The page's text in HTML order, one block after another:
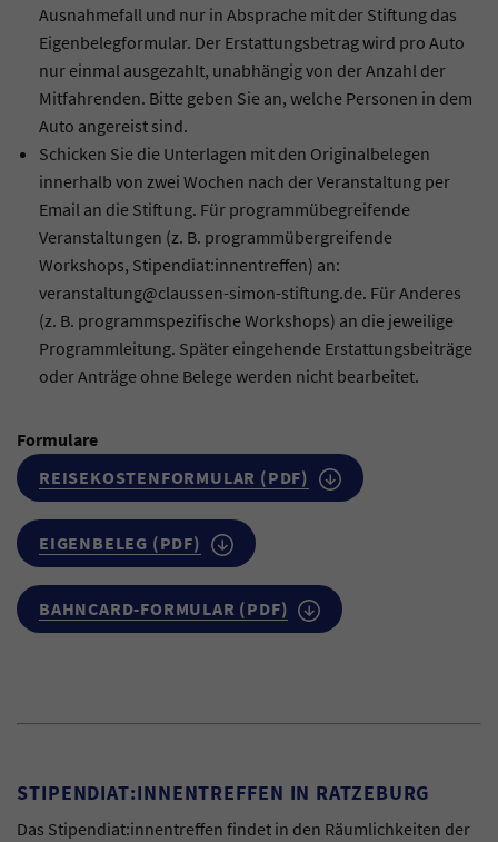
Ausnahmefall und nur in Absprache mit der Stiftung das
Eigenbelegformular. Der Erstattungsbetrag wird pro Auto
nur einmal ausgezahlt, unabhängig von der Anzahl der
Mitfahrenden. Bitte geben Sie an, welche Personen in dem
Auto angereist sind.
Schicken Sie die Unterlagen mit den Originalbelegen
innerhalb von zwei Wochen nach der Veranstaltung per
Email an die Stiftung. Für programmübegreifende
Veranstaltungen (z. B. programmübergreifende
Workshops, Stipendiat:innentreffen) an:
veranstaltung@claussen-simon-stiftung.de. Für Anderes
(z. B. programmspezifische Workshops) an die jeweilige
Programmleitung. Später eingehende Erstattungsbeiträge
oder Anträge ohne Belege werden nicht bearbeitet.
Formulare
REISEKOSTENFORMULAR (PDF)
EIGENBELEG (PDF)
BAHNCARD-FORMULAR (PDF)
STIPENDIAT:INNENTREFFEN IN RATZEBURG
Das Stipendiat:innentreffen findet in den Räumlichkeiten der